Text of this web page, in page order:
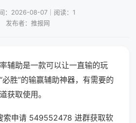
：2026-08-07｜阅读：1
发布者：推报网
辅助是一款可以让一直输的玩
胜”的输赢辅助神器，有需要的
获取使用。
索申请 549552478 进群获取软